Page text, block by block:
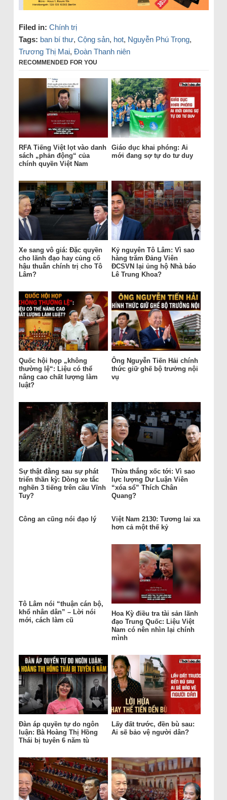
Filed in: Chính trị
Tags: ban bí thư, Cộng sản, hot, Nguyễn Phú Trọng,
Trương Thị Mai, Đoàn Thanh niên
RECOMMENDED FOR YOU
RFA Tiếng Việt lọt vào danh
sách „phản động“ của
chính quyền Việt Nam
Giáo dục khai phóng: Ai
mới đang sợ tự do tư duy
Xe sang vô giá: Đặc quyền
cho lãnh đạo hay củng cố
hậu thuẫn chính trị cho Tô
Lâm?
Kỷ nguyên Tô Lâm: Vì sao
hàng trăm Đảng Viên
ĐCSVN lại ủng hộ Nhà báo
Lê Trung Khoa?
Quốc hội họp „không
thường lệ“: Liệu có thể
nâng cao chất lượng làm
luật?
Ông Nguyễn Tiến Hải chính
thức giữ ghế bộ trưởng nội
vụ
Sự thật đằng sau sự phát
triển thần kỳ: Dòng xe tắc
nghẽn 3 tiếng trên cầu Vĩnh
Tuy?
Thừa thắng xốc tới: Vì sao
lực lượng Dư Luận Viên
“xóa sổ” Thích Chân
Quang?
Công an cũng nói đạo lý
Việt Nam 2130: Tương lai xa
hơn cả một thế kỷ
Tô Lâm nói “thuận cán bộ,
khổ nhân dân” – Lời nói
mới, cách làm cũ
Hoa Kỳ điều tra tài sản lãnh
đạo Trung Quốc: Liệu Việt
Nam có nên nhìn lại chính
mình
Đàn áp quyền tự do ngôn
luận: Bà Hoàng Thị Hồng
Thái bị tuyên 6 năm tù
Lấy đất trước, đền bù sau:
Ai sẽ bảo vệ người dân?